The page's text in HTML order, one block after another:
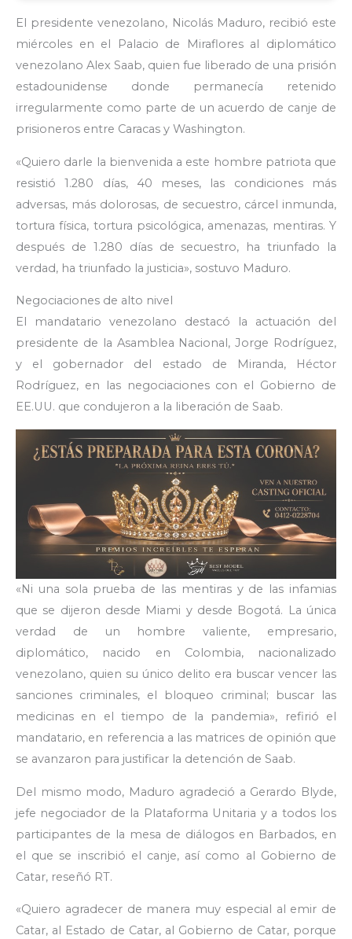
El presidente venezolano, Nicolás Maduro, recibió este
miércoles en el Palacio de Miraflores al diplomático
venezolano Alex Saab, quien fue liberado de una prisión
estadounidense donde permanecía retenido
irregularmente como parte de un acuerdo de canje de
prisioneros entre Caracas y Washington.
«Quiero darle la bienvenida a este hombre patriota que
resistió 1.280 días, 40 meses, las condiciones más
adversas, más dolorosas, de secuestro, cárcel inmunda,
tortura física, tortura psicológica, amenazas, mentiras. Y
después de 1.280 días de secuestro, ha triunfado la
verdad, ha triunfado la justicia», sostuvo Maduro.
Negociaciones de alto nivel
El mandatario venezolano destacó la actuación del
presidente de la Asamblea Nacional, Jorge Rodríguez,
y el gobernador del estado de Miranda, Héctor
Rodríguez, en las negociaciones con el Gobierno de
EE.UU. que condujeron a la liberación de Saab.
«Ni una sola prueba de las mentiras y de las infamias
que se dijeron desde Miami y desde Bogotá. La única
verdad de un hombre valiente, empresario,
diplomático, nacido en Colombia, nacionalizado
venezolano, quien su único delito era buscar vencer las
sanciones criminales, el bloqueo criminal; buscar las
medicinas en el tiempo de la pandemia», refirió el
mandatario, en referencia a las matrices de opinión que
se avanzaron para justificar la detención de Saab.
Del mismo modo, Maduro agradeció a Gerardo Blyde,
jefe negociador de la Plataforma Unitaria y a todos los
participantes de la mesa de diálogos en Barbados, en
el que se inscribió el canje, así como al Gobierno de
Catar, reseñó RT.
«Quiero agradecer de manera muy especial al emir de
Catar, al Estado de Catar, al Gobierno de Catar, porque